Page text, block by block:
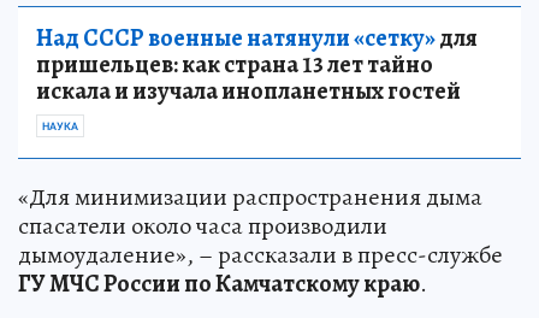
Над СССР военные натянули «сетку»для
пришельцев: как страна 13 лет тайно
искала и изучала инопланетных гостей
НАУКА
«Для минимизации распространения дыма
спасатели около часа производили
дымоудаление», – рассказали в пресс-службе
ГУМЧС России по Камчатскому краю.